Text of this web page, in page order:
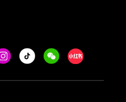
Tiktok WeechatXiaohongshu/